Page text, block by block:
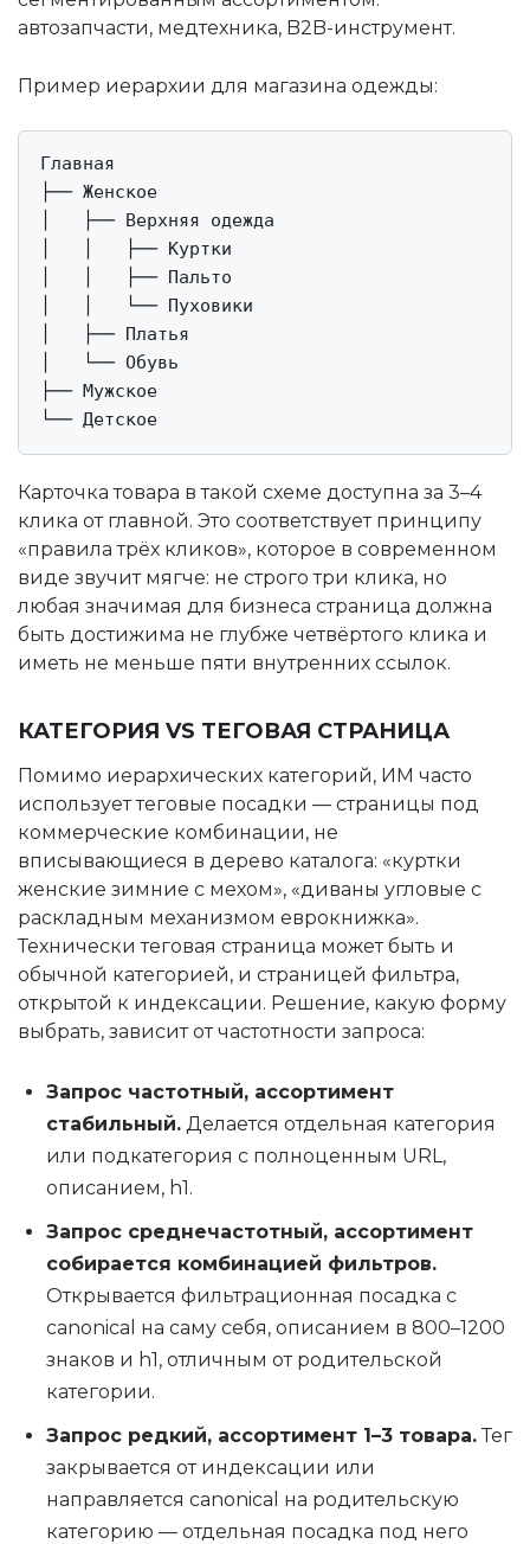
автозапчасти, медтехника, B2B-инструмент.
Пример иерархии для магазина одежды:
Главная
├── Женское
│   ├── Верхняя одежда
│   │   ├── Куртки
│   │   ├── Пальто
│   │   └── Пуховики
│   ├── Платья
│   └── Обувь
├── Мужское
Карточка товара в такой схеме доступна за 3–4
клика от главной. Это соответствует принципу
«правила трёх кликов», которое в современном
виде звучит мягче: не строго три клика, но
любая значимая для бизнеса страница должна
быть достижима не глубже четвёртого клика и
иметь не меньше пяти внутренних ссылок.
КАТЕГОРИЯ VS ТЕГОВАЯ СТРАНИЦА
Помимо иерархических категорий, ИМ часто
использует теговые посадки — страницы под
коммерческие комбинации, не
вписывающиеся в дерево каталога: «куртки
женские зимние с мехом», «диваны угловые с
раскладным механизмом еврокнижка».
Технически теговая страница может быть и
обычной категорией, и страницей фильтра,
открытой к индексации. Решение, какую форму
выбрать, зависит от частотности запроса:
Запрос частотный, ассортимент
стабильный. Делается отдельная категория
или подкатегория с полноценным URL,
описанием, h1.
Запрос среднечастотный, ассортимент
собирается комбинацией фильтров.
Открывается фильтрационная посадка с
canonical на саму себя, описанием в 800–1200
знаков и h1, отличным от родительской
категории.
Запрос редкий, ассортимент 1–3 товара.Тег
закрывается от индексации или
направляется canonical на родительскую
категорию — отдельная посадка под него